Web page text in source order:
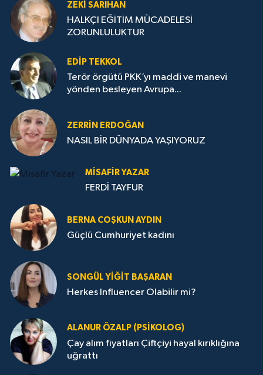
ZEKI SARIHAN
HALKÇI EĞİTİM MÜCADELESİ
ZORUNLULUKTUR
EDIP TEKKOL
Terör örgütü PKK’yı maddi ve manevi
yönden besleyen Avrupa...
ZERRIN ERDOĞAN
NASIL BİR DÜNYADA YAŞIYORUZ
MISAFIR YAZAR
FERDİ TAYFUR
BERNA COŞKUN AYDIN
Güçlü Cumhuriyet kadını
SONGÜL YIĞIT BAŞARAN
Herkes Influencer Olabilir mi?
ALANUR ÖZALP (PSIKOLOG)
Çay alım fiyatları Çiftçiyi hayal kırıklığına
uğrattı